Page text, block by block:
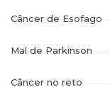
Câncer de Esofago
Mal de Parkinson
Câncer no reto